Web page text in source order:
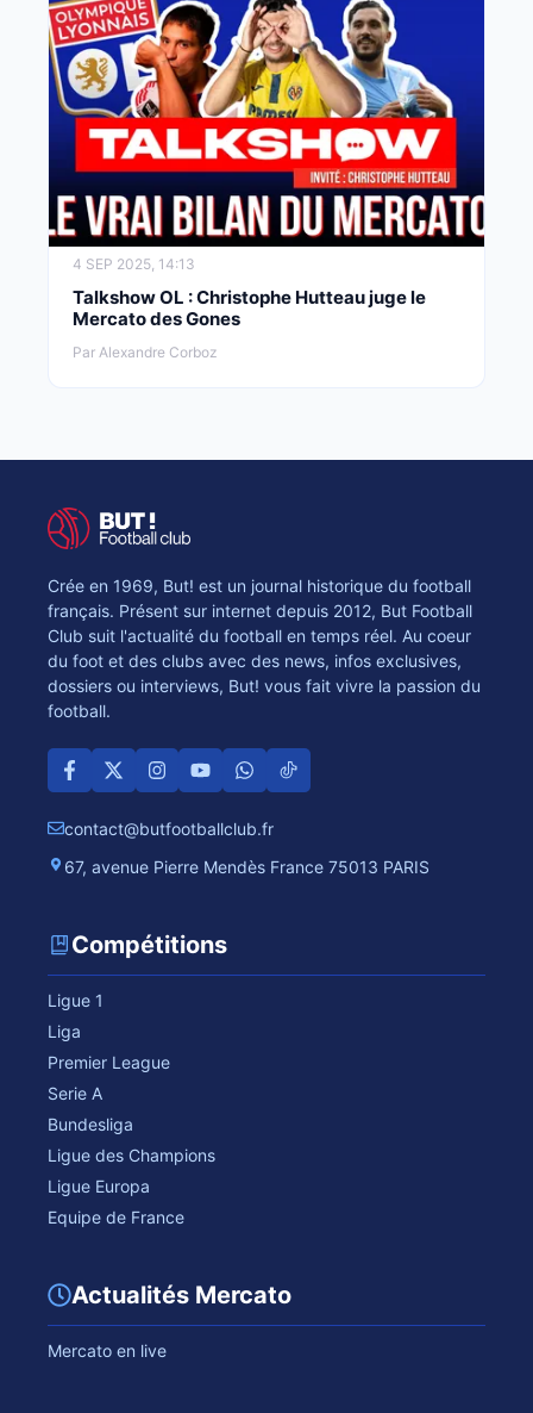
4 SEP 2025, 14:13
Talkshow OL : Christophe Hutteau juge le
Mercato des Gones
Par Alexandre Corboz
Crée en 1969, But! est un journal historique du football
français. Présent sur internet depuis 2012, But Football
Club suit l'actualité du football en temps réel. Au coeur
du foot et des clubs avec des news, infos exclusives,
dossiers ou interviews, But! vous fait vivre la passion du
football.
contact@butfootballclub.fr
67, avenue Pierre Mendès France 75013 PARIS
Compétitions
Ligue 1
Liga
Premier League
Serie A
Bundesliga
Ligue des Champions
Ligue Europa
Equipe de France
Actualités Mercato
Mercato en live